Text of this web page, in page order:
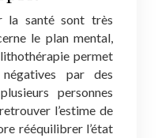
santé sont très
le plan mental,
permet
par des
personnes
l’estime de
rééquilibrer l’état